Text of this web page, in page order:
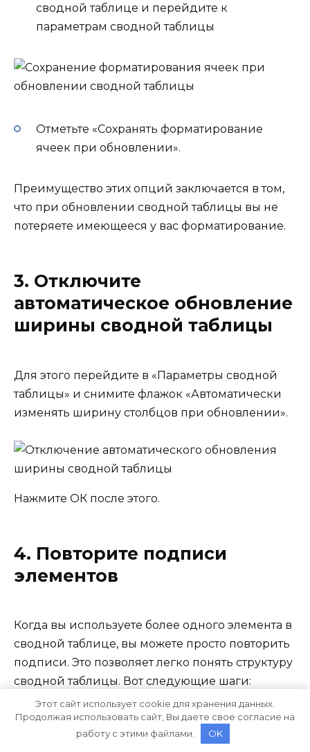
сводной таблице и перейдите к
параметрам сводной таблицы
Отметьте «Сохранять форматирование
ячеек при обновлении».
Преимущество этих опций заключается в том,
что при обновлении сводной таблицы вы не
потеряете имеющееся у вас форматирование.
3. Отключите
автоматическое обновление
ширины сводной таблицы
Для этого перейдите в «Параметры сводной
таблицы» и снимите флажок «Автоматически
изменять ширину столбцов при обновлении».
Нажмите ОК после этого.
4. Повторите подписи
элементов
Когда вы используете более одного элемента в
сводной таблице, вы можете просто повторить
подписи. Это позволяет легко понять структуру
сводной таблицы. Вот следующие шаги:
Выберите сводную таблицу и перейдите на
Этот сайт использует cookie для хранения данных.
Продолжая использовать сайт, Вы даете свое согласие на
работу с этими файлами.
OK